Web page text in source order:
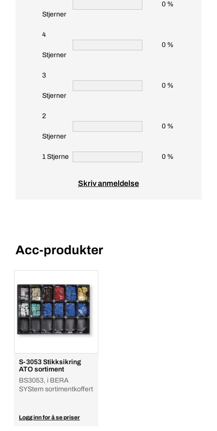
Stjerner
0 %
4
Stjerner
0 %
3
Stjerner
0 %
2
Stjerner
0 %
1 Stjerne 0 %
Skriv anmeldelse
Acc-produkter
S-3053 Stikksikring
ATO sortiment
BS3053, i BERA
SYStem sortimentkoffert
Logg inn for å se priser